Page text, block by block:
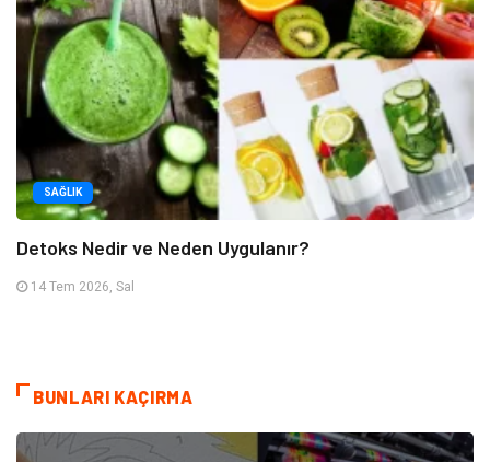
SAĞLIK
Detoks Nedir ve Neden Uygulanır?
14 Tem 2026, Sal
BUNLARI KAÇIRMA